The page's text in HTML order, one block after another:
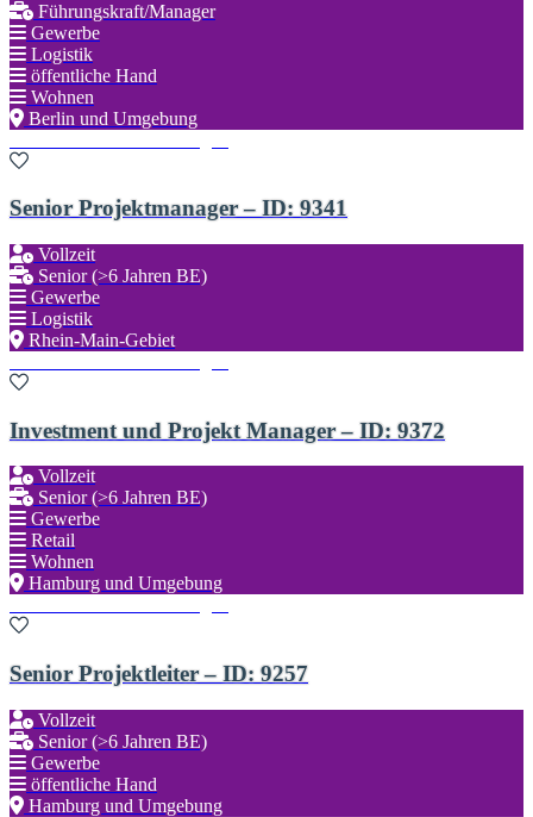
Führungskraft/Manager
Gewerbe
Logistik
öffentliche Hand
Wohnen
Berlin und Umgebung
Senior Projektmanager – ID: 9341
Vollzeit
Senior (>6 Jahren BE)
Gewerbe
Logistik
Rhein-Main-Gebiet
Investment und Projekt Manager – ID: 9372
Vollzeit
Senior (>6 Jahren BE)
Gewerbe
Retail
Wohnen
Hamburg und Umgebung
Senior Projektleiter – ID: 9257
Vollzeit
Senior (>6 Jahren BE)
Gewerbe
öffentliche Hand
Hamburg und Umgebung